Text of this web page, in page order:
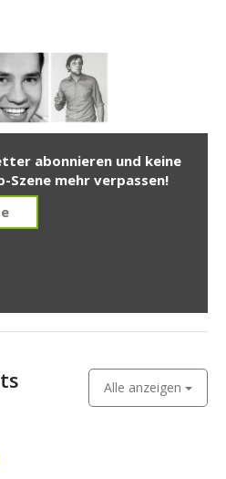
abonnieren und keine
Szene mehr verpassen!
Alle anzeigen